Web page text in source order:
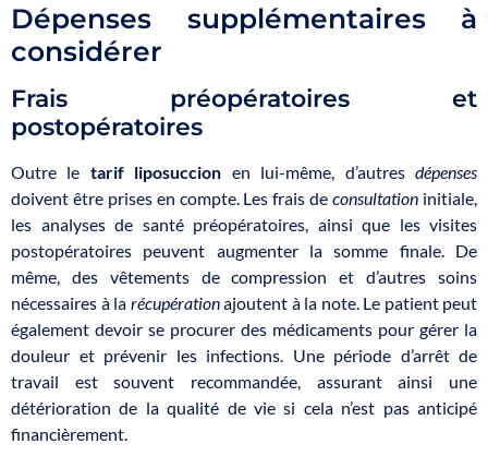
Dépenses supplémentaires à
considérer
Frais préopératoires et
postopératoires
Outre le tarif liposuccion en lui-même, d’autresdépenses
doivent être prises en compte. Les frais deconsultation initiale,
les analyses de santé préopératoires, ainsi que les visites
postopératoires peuvent augmenter la somme finale. De
même, des vêtements de compression et d’autres soins
nécessaires à la récupérationajoutent à la note. Le patient peut
également devoir se procurer des médicaments pour gérer la
douleur et prévenir les infections. Une période d’arrêt de
travail est souvent recommandée, assurant ainsi une
détérioration de la qualité de vie si cela n’est pas anticipé
financièrement.